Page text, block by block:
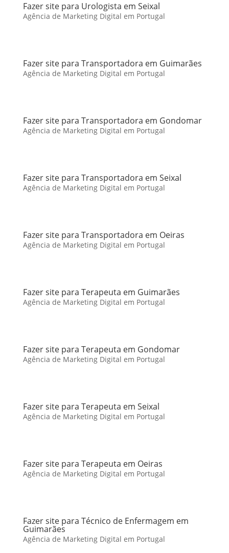
Fazer site para Urologista em Seixal
Agência de Marketing Digital em Portugal
Fazer site para Transportadora em Guimarães
Agência de Marketing Digital em Portugal
Fazer site para Transportadora em Gondomar
Agência de Marketing Digital em Portugal
Fazer site para Transportadora em Seixal
Agência de Marketing Digital em Portugal
Fazer site para Transportadora em Oeiras
Agência de Marketing Digital em Portugal
Fazer site para Terapeuta em Guimarães
Agência de Marketing Digital em Portugal
Fazer site para Terapeuta em Gondomar
Agência de Marketing Digital em Portugal
Fazer site para Terapeuta em Seixal
Agência de Marketing Digital em Portugal
Fazer site para Terapeuta em Oeiras
Agência de Marketing Digital em Portugal
Fazer site para Técnico de Enfermagem em
Guimarães
Agência de Marketing Digital em Portugal